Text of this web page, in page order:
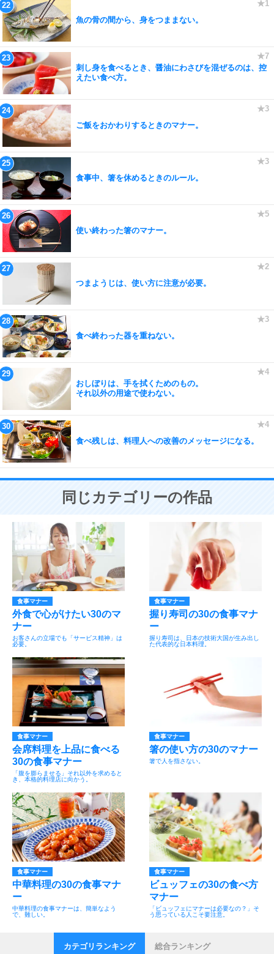
魚の骨の間から、身をつままない。
刺し身を食べるとき、醤油にわさびを混ぜるのは、控
えたい食べ方。
ご飯をおかわりするときのマナー。
食事中、箸を休めるときのルール。
使い終わった箸のマナー。
つまようじは、使い方に注意が必要。
食べ終わった器を重ねない。
おしぼりは、手を拭くためのもの。
それ以外の用途で使わない。
食べ残しは、料理人への改善のメッセージになる。
同じカテゴリーの作品
食事マナー
外食で心がけたい30のマ
ナー
お客さんの立場でも「サービス精神」は
必要。
食事マナー
握り寿司の30の食事マナ
ー
握り寿司は、日本の技術大国が生み出し
た代表的な日本料理。
食事マナー
会席料理を上品に食べる
30の食事マナー
「腹を膨らませる」それ以外を求めると
き、本格的料理店に向かう。
食事マナー
箸の使い方の30のマナー
箸で人を指さない。
食事マナー
中華料理の30の食事マナ
ー
中華料理の食事マナーは、簡単なよう
で、難しい。
食事マナー
ビュッフェの30の食べ方
マナー
「ビュッフェにマナーは必要なの？」そ
う思っている人こそ要注意。
カテゴリランキング 総合ランキング